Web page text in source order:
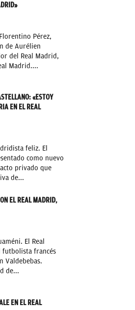
Pérez,
de Aurélien
del Real Madrid,
Madrid....
«ESTOY
EN EL REAL
feliz. El
como nuevo
privado que
de...
EL REAL MADRID,
El Real
futbolista francés
Valdebebas.
de...
EN EL REAL